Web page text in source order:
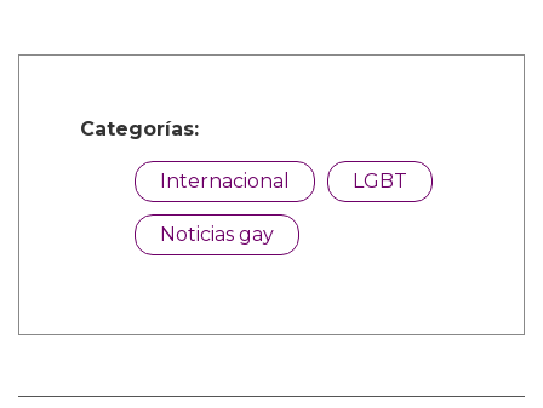
Categorías:
Internacional LGBT
Noticias gay